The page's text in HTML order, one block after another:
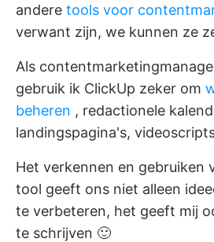
andere tools voor
verwant zijn, we kunnen ze
Als
gebruik ik ClickUp zeker om
beheren , redactionele
landingspagina's,
Het verkennen en gebruiken
tool geeft ons niet alleen
te verbeteren, het geeft mij
te schrijven 🙂